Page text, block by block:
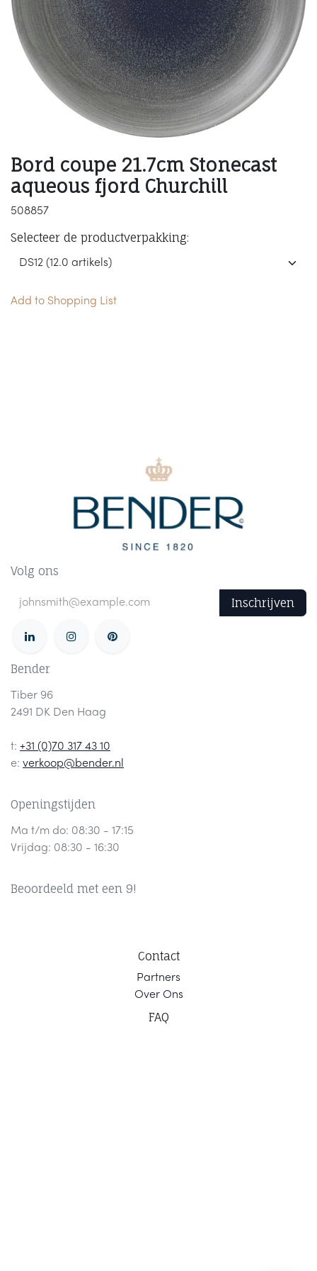
Bord coupe 21.7cm Stonecast
aqueous fjord Churchill
508857
Selecteer de productverpakking:
Add to Shopping List
Volg ons
Inschrijven
Bender
Tiber 96
2491 DK Den Haag
t: +31 (0)70 317 43 10
e: verkoop@bender.nl
Openingstijden
Ma t/m do: 08:30 - 17:15
Vrijdag: 08:30 - 16:30
Beoordeeld met een 9!
Contact
Partners
Over Ons
FAQ